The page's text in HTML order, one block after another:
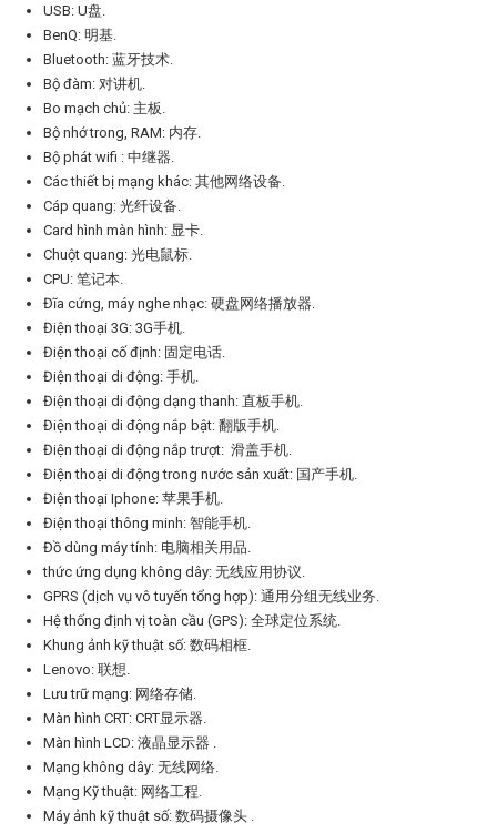
USB: U盘.
BenQ: 明基.
Bluetooth: 蓝牙技术.
Bộ đàm: 对讲机.
Bo mạch chủ: 主板.
Bộ nhớ trong, RAM: 内存.
Bộ phát wifi : 中继器.
Các thiết bị mạng khác: 其他网络设备.
Cáp quang: 光纤设备.
Card hình màn hình: 显卡.
Chuột quang: 光电鼠标.
CPU: 笔记本.
Đĩa cứng, máy nghe nhạc: 硬盘网络播放器.
Điện thoại 3G: 3G手机.
Điện thoại cố định: 固定电话.
Điện thoại di động: 手机.
Điện thoại di động dạng thanh: 直板手机.
Điện thoại di động nắp bật: 翻版手机.
Điện thoại di động nắp trượt: 滑盖手机.
Điện thoại di động trong nước sản xuất: 国产手机.
Điện thoại Iphone: 苹果手机.
Điện thoại thông minh: 智能手机.
Đồ dùng máy tính: 电脑相关用品.
thức ứng dụng không dây: 无线应用协议.
GPRS (dịch vụ vô tuyến tổng hợp): 通用分组无线业务.
Hệ thống định vị toàn cầu (GPS): 全球定位系统.
Khung ảnh kỹ thuật số: 数码相框.
Lenovo: 联想.
Lưu trữ mạng: 网络存储.
Màn hình CRT: CRT显示器.
Màn hình LCD: 液晶显示器 .
Mạng không dây: 无线网络.
Mạng Kỹ thuật: 网络工程.
Máy ảnh kỹ thuật số: 数码摄像头 .